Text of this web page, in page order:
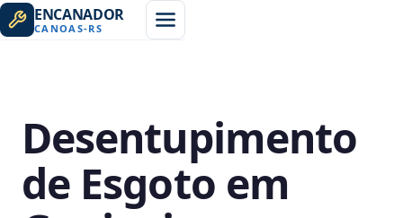
ENCANADOR
CANOAS-RS
Desentupimento
de Esgoto em